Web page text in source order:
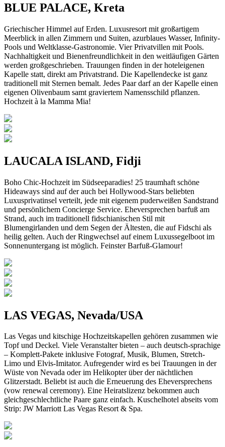
BLUE PALACE, Kreta
Griechischer Himmel auf Erden. Luxusresort mit großartigem
Meerblick in allen Zimmern und Suiten, azurblaues Wasser, Infinity-
Pools und Weltklasse-Gastronomie. Vier Privatvillen mit Pools.
Nachhaltigkeit und Bienenfreundlichkeit in den weitläufigen Gärten
werden großgeschrieben. Trauungen finden in der hoteleigenen
Kapelle statt, direkt am Privatstrand. Die Kapellendecke ist ganz
traditionell mit Sternen bemalt. Jedes Paar darf an der Kapelle einen
eigenen Olivenbaum samt graviertem Namensschild pflanzen.
Hochzeit à la Mamma Mia!
LAUCALA ISLAND, Fidji
Boho Chic-Hochzeit im Südseeparadies! 25 traumhaft schöne
Hideaways sind auf der auch bei Hollywood-Stars beliebten
Luxusprivatinsel verteilt, jede mit eigenem puderweißen Sandstrand
und persönlichem Concierge Service. Eheversprechen barfuß am
Strand, auch im traditionell fidschianischen Stil mit
Blumengirlanden und dem Segen der Ältesten, die auf Fidschi als
heilig gelten. Auch der Ringwechsel auf einem Luxussegelboot im
Sonnenuntergang ist möglich. Feinster Barfuß-Glamour!
LAS VEGAS, Nevada/USA
Las Vegas und kitschige Hochzeitskapellen gehören zusammen wie
Topf und Deckel. Viele Veranstalter bieten – auch deutsch-sprachige
– Komplett-Pakete inklusive Fotograf, Musik, Blumen, Stretch-
Limo und Elvis-Imitator. Aufregender wird es bei Trauungen in der
Wüste von Nevada oder im Helikopter über der nächtlichen
Glitzerstadt. Beliebt ist auch die Erneuerung des Eheversprechens
(vow renewal ceremony). Eine Heiratslizenz bekommen auch
gleichgeschlechtliche Paare ganz einfach. Kuschelhotel abseits vom
Strip: JW Marriott Las Vegas Resort & Spa.